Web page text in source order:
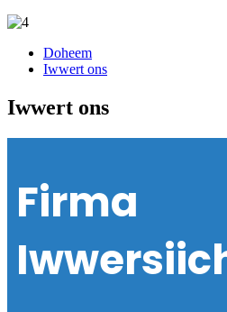
Doheem
Iwwert ons
Iwwert ons
Firma